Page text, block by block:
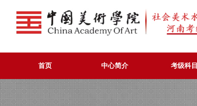
首页 中心简介 考级科目